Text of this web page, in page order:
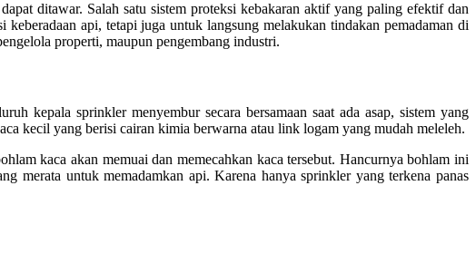
ditawar. Salah satu sistem proteksi kebakaran aktif yang paling efektif dan
api, tetapi juga untuk langsung melakukan tindakan pemadaman di
properti, maupun pengembang industri.
kepala sprinkler menyembur secara bersamaan saat ada asap, sistem yang
kecil yang berisi cairan kimia berwarna atau link logam yang mudah meleleh.
kaca akan memuai dan memecahkan kaca tersebut. Hancurnya bohlam ini
merata untuk memadamkan api. Karena hanya sprinkler yang terkena panas